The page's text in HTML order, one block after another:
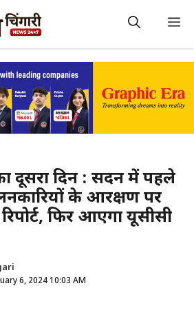
दूसरा दिन : सदन में पहले
के आरक्षण पर
फिर आएगा यूसीसी
6, 2024 10:03 AM